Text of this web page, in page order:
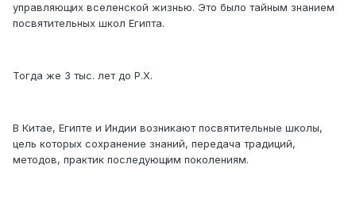
управляющих вселенской жизнью. Это было тайным знанием
посвятительных школ Египта.
Тогда же З тыс. лет до Р.Х.
В Китае, Египте и Индии возникают посвятительные школы,
цель которых сохранение знаний, передача традиций,
методов, практик последующим поколениям.